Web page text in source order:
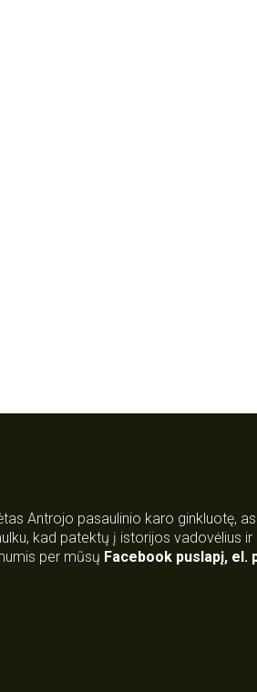
Antrojo pasaulinio karo ginkluotę,
kad patektų į istorijos vadovėlius ir
per mūsų Facebook puslapį, el.